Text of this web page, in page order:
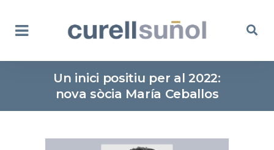
Un inici positiu per al 2022:
nova sòcia María Ceballos